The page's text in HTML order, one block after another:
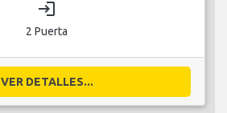
login
2 Puerta
VER DETALLES...